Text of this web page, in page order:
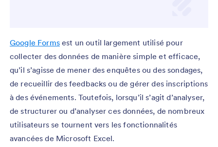
Google Formsest un outil largement utilisé pour
collecter des données de manière simple et efficace,
qu’il s’agisse de mener des enquêtes ou des sondages,
de recueillir des feedbacks ou de gérer des inscriptions
à des événements. Toutefois, lorsqu’il s’agit d’analyser,
de structurer ou d’analyser ces données, de nombreux
utilisateurs se tournent vers les fonctionnalités
avancées de Microsoft Excel.